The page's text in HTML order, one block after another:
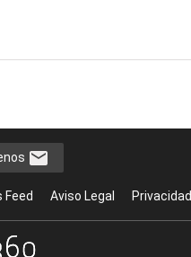
Feed Aviso Legal Privacidad